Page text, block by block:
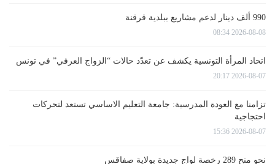
990 ألف دينار لدعم مشاريع ببلدية قرقنة
2026-08-08 08:34
اتحاد المرأة التونسية يكشف عن تعدّد حالات “الزواج العرفي” في تونس
2026-08-07 20:17
تزامنا مع العودة المدرسية: جامعة التعليم الاساسي تستعد لتحركات
احتجاجية
2026-08-07 15:36
نحو منح 289 رخصة لواج جديدة بولاية صفاقس